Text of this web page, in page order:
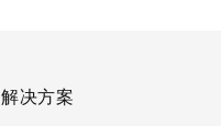
解决方案